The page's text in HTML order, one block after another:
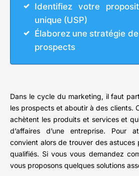
Identifiez votre
unique (USP)
Élaborez une stratégie
prospects
Dans le cycle du marketing, il faut
les prospects et aboutir à des clients.
achètent les produits et services et
d’affaires d’une entreprise. Pour
convient alors de trouver des astuces
qualifiés. Si vous vous demandez
vous proposons quelques solutions